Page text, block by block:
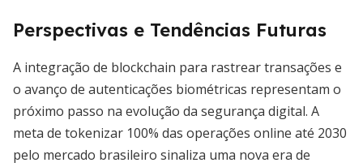
Perspectivas e Tendências Futuras
A integração de blockchain para rastrear transações e
o avanço de autenticações biométricas representam o
próximo passo na evolução da segurança digital. A
meta de tokenizar 100% das operações online até 2030
pelo mercado brasileiro sinaliza uma nova era de